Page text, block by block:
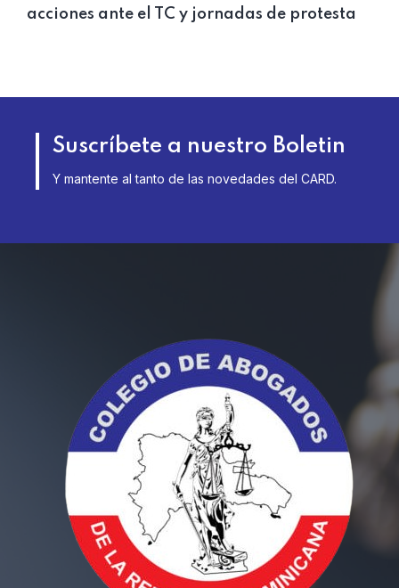
acciones ante el TC y jornadas de protesta
Suscríbete a nuestro Boletin
Y mantente al tanto de las novedades del CARD.